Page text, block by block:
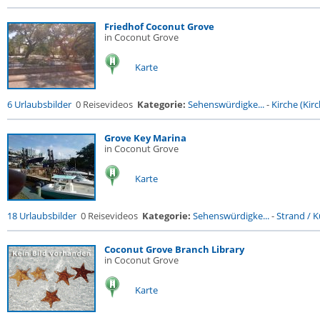
Friedhof Coconut Grove
in Coconut Grove
Karte
6 Urlaubsbilder 0 Reisevideos Kategorie: Sehenswürdigke...- Kirche
Grove Key Marina
in Coconut Grove
Karte
18 Urlaubsbilder 0 Reisevideos Kategorie: Sehenswürdigke...-Strand /
Coconut Grove Branch Library
in Coconut Grove
Karte